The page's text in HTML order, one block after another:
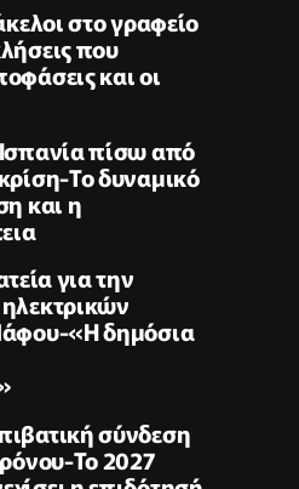
στο γραφείο
που
και οι
πίσω από
Το δυναμικό
και η
για την
«Η δημόσια
σύνδεση
Το 2027